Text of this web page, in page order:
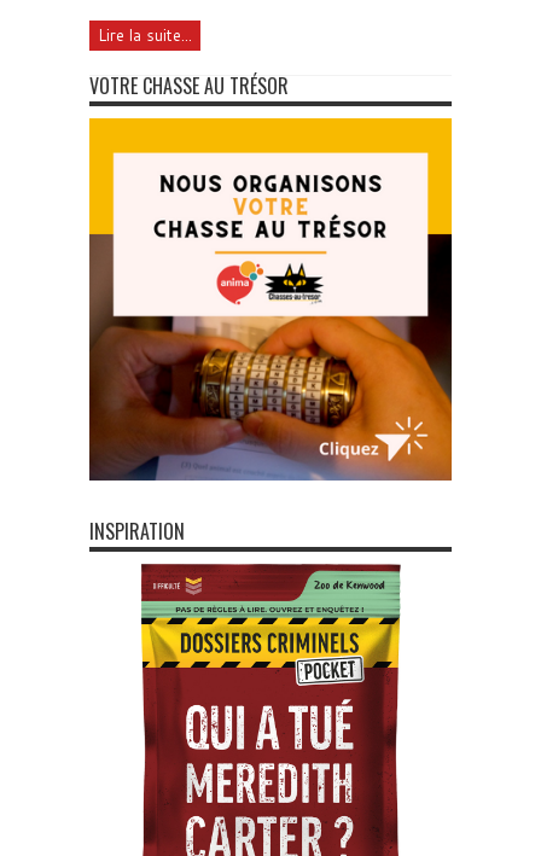
Lire la suite...
VOTRE CHASSE AU TRÉSOR
INSPIRATION